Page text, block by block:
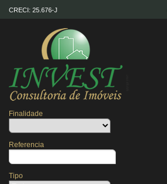
CRECI: 25.676-J
Finalidade
Referencia
Tipo